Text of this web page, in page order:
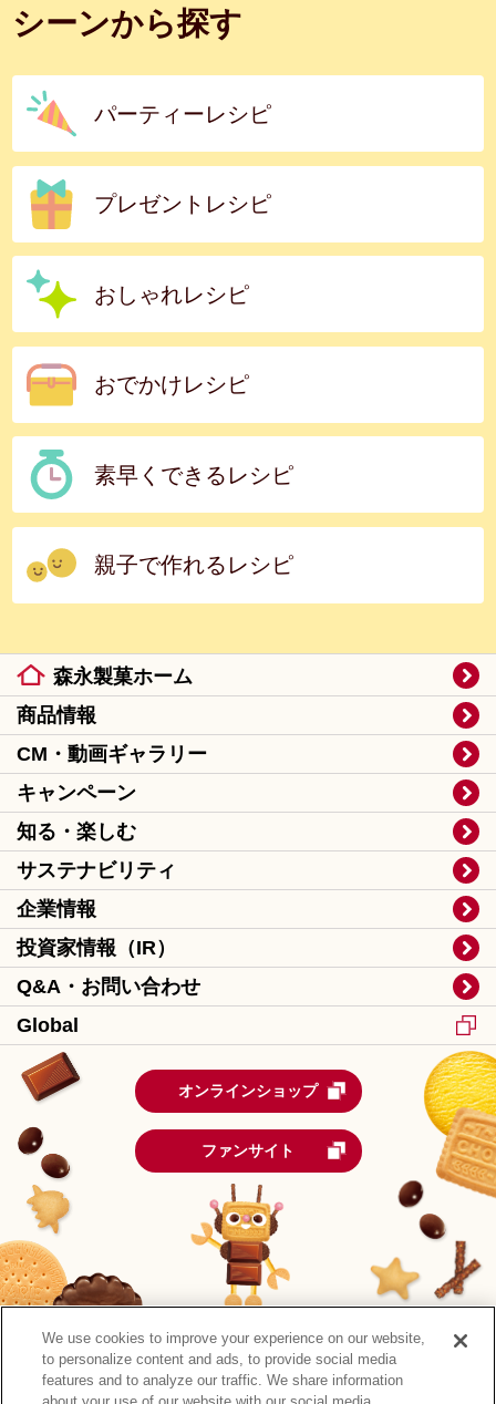
シーンから探す
パーティーレシピ
プレゼントレシピ
おしゃれレシピ
おでかけレシピ
素早くできるレシピ
親子で作れるレシピ
森永製菓ホーム
商品情報
CM・動画ギャラリー
キャンペーン
知る・楽しむ
サステナビリティ
企業情報
投資家情報（IR）
Q&A・お問い合わせ
Global
オンラインショップ
ファンサイト
We use cookies to improve your experience on our website,
to personalize content and ads, to provide social media
features and to analyze our traffic. We share information